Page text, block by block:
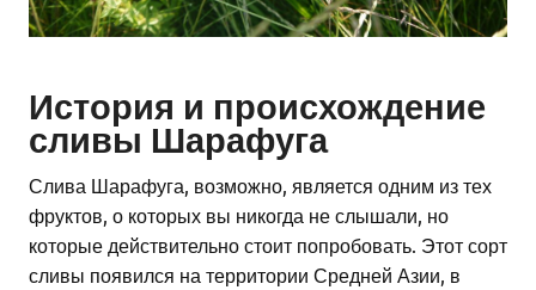
История и происхождение
сливы Шарафуга
Слива Шарафуга, возможно, является одним из тех
фруктов, о которых вы никогда не слышали, но
которые действительно стоит попробовать. Этот сорт
сливы появился на территории Средней Азии, в